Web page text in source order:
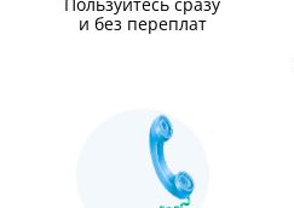
Пользуйтесь сразу
и без переплат